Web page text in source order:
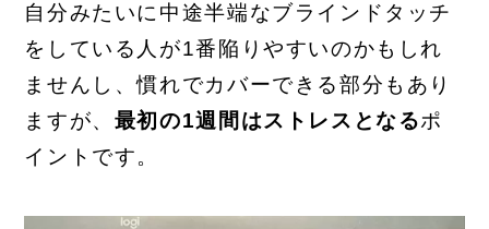
自分みたいに中途半端なブラインドタッチ
をしている人が1番陥りやすいのかもしれ
ませんし、慣れでカバーできる部分もあり
ますが、 最初の1週間はストレスとなるポ
イントです。